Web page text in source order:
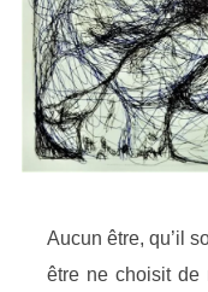
Aucun être, qu’il
être ne choisit de